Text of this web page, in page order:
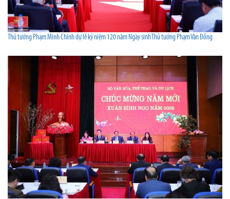
Thủ tướng Phạm Minh Chính dự lễ kỷ niệm 120 năm Ngày sinh Thủ tướng Phạm Văn Đồng